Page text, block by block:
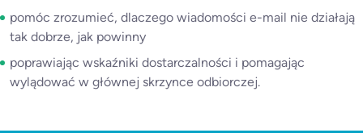
pomóc zrozumieć, dlaczego wiadomości e-mail nie działają
tak dobrze, jak powinny
poprawiając wskaźniki dostarczalności i pomagając
wylądować w głównej skrzynce odbiorczej.